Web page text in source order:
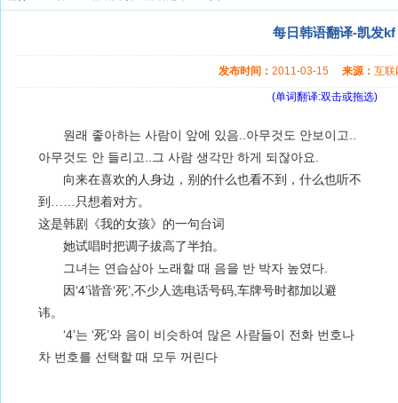
每日韩语翻译-凯发kf
发布时间： 2011-03-15 来源： 互
(单词翻译:双击或拖选)
원래 좋아하는 사람이 앞에 있음..아무것도 안보이고..
아무것도 안 들리고..그 사람 생각만 하게 되잖아요.
向来在喜欢的人身边，别的什么也看不到，什么也听不
到……只想着对方。
这是韩剧《我的女孩》的一句台词
她试唱时把调子拔高了半拍。
그녀는 연습삼아 노래할 때 음을 반 박자 높였다.
因‘4’谐音‘死’,不少人选电话号码,车牌号时都加以避
讳。
‘4’는 ‘死’와 음이 비슷하여 많은 사람들이 전화 번호나
차 번호를 선택할 때 모두 꺼린다